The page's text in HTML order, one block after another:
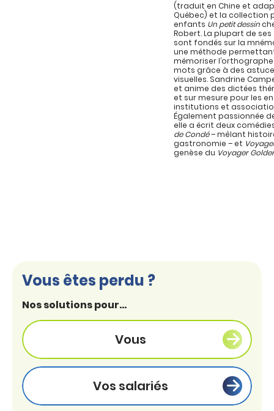
(traduit en Chine et
Québec) et la collection
enfants Un petit dessin
Robert. La plupart de
sont fondés sur la
une méthode
mémoriser
mots grâce à des
visuelles. Sandrine
et anime des dictées
et sur mesure pour les
institutions et
Également passionnée
elle a écrit deux
de Condé– mêlant
gastronomie – et
genèse du Voyager
Vous êtes perdu ?
Nos solutions pour...
Vous
Vos salariés